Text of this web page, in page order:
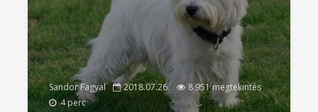
Sandor Fagyal 2018.07.26.
8 951 megtekintés
4 perc